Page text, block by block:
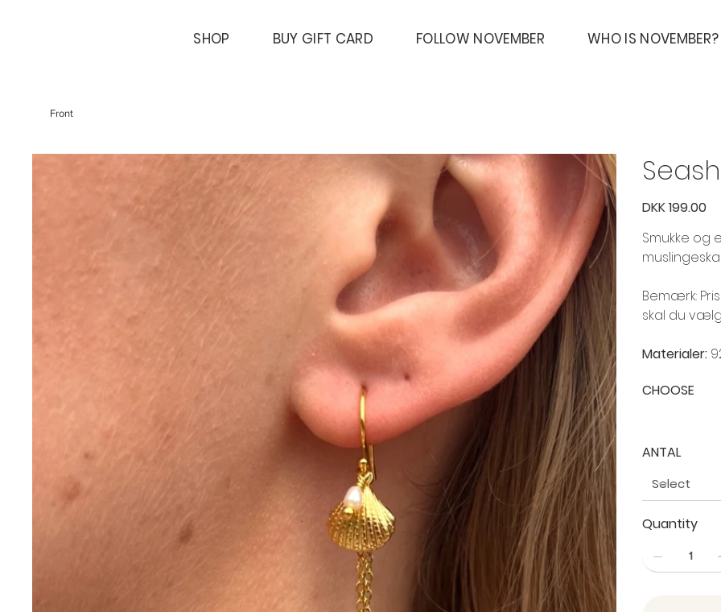
SHOP BUY GIFT CARD FOLLOW NOVEMBER WHO IS NOVEMBER?
Front
DKK 199.00
Smukke
Bemærk:
skal du
Materialer:
CHOOSE
ANTAL
Quantity